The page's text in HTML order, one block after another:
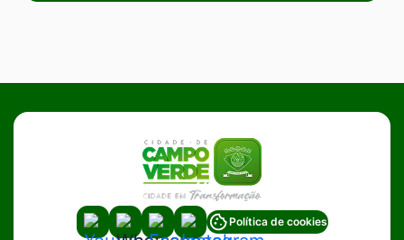
AcessarAcessarAcessarAcessarPolítica de cookies